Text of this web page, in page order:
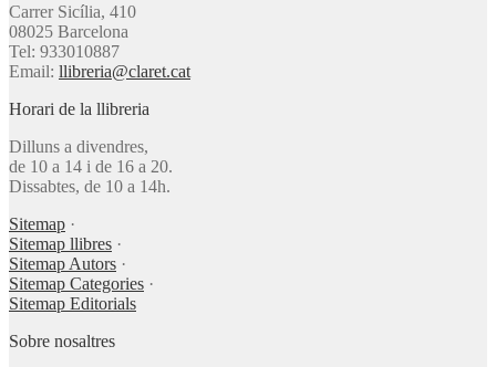
Carrer Sicília, 410
08025 Barcelona
Tel: 933010887
Email: llibreria@claret.cat
Horari de la llibreria
Dilluns a divendres,
de 10 a 14 i de 16 a 20.
Dissabtes, de 10 a 14h.
Sitemap ·
Sitemap llibres ·
Sitemap Autors ·
Sitemap Categories ·
Sitemap Editorials
Sobre nosaltres